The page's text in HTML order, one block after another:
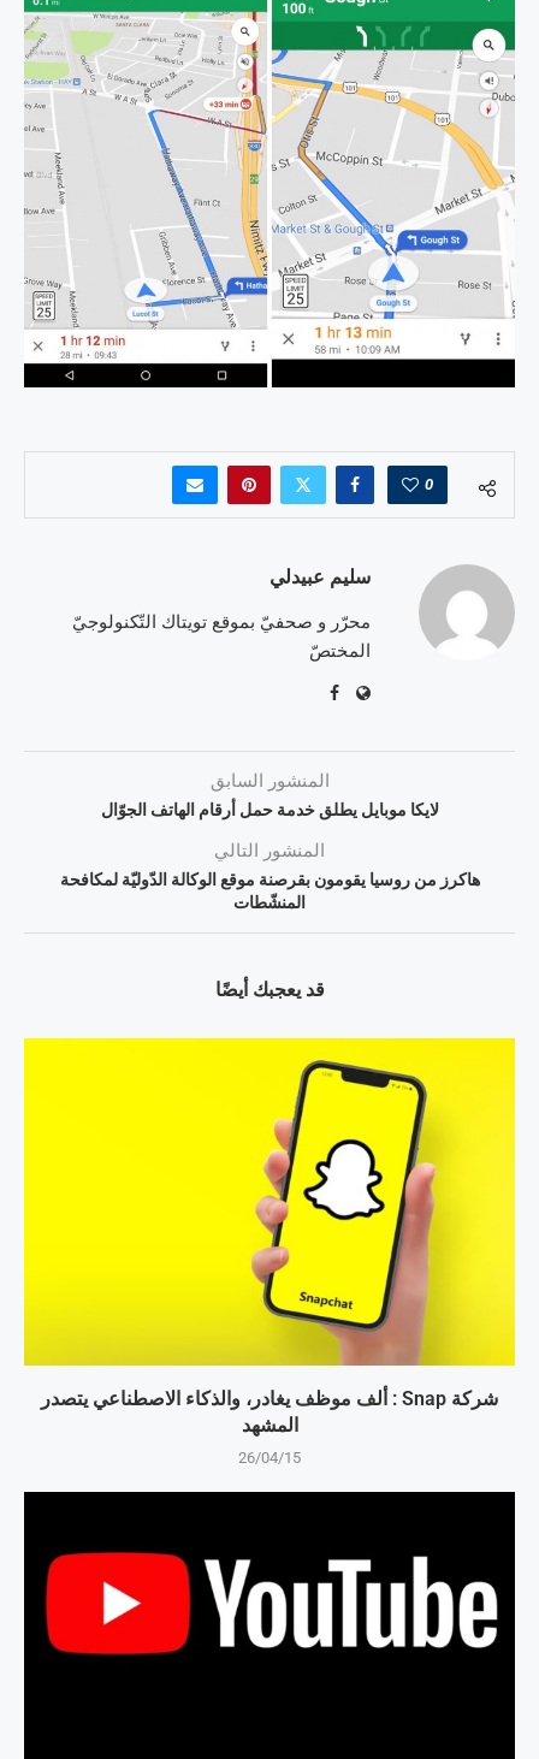
0
سليم عبيدلي
محرّر و صحفيّ بموقع تويتاك التّكنولوجيّ
المختصّ
المنشور السابق
لايكا موبايل يطلق خدمة حمل أرقام الهاتف الجوّال
المنشور التالي
هاكرز من روسيا يقومون بقرصنة موقع الوكالة الدّوليّة لمكافحة
المنشّطات
قد يعجبك أيضًا
شركة Snap : ألف موظف يغادر، والذكاء الاصطناعي يتصدر
المشهد
26/04/15